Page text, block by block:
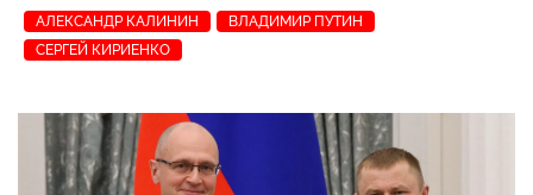
АЛЕКСАНДР КАЛИНИН
ВЛАДИМИР ПУТИН
СЕРГЕЙ КИРИЕНКО